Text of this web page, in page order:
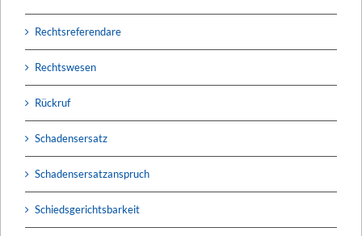
Rechtsreferendare
Rechtswesen
Rückruf
Schadensersatz
Schadensersatzanspruch
Schiedsgerichtsbarkeit